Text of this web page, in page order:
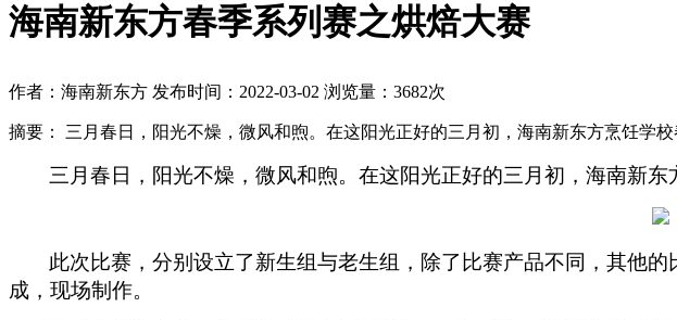
海南新东方春季系列赛之烘焙大赛
作者：海南新东方 发布时间：2022-03-02 浏览量：3682次
摘要： 三月春日，阳光不燥，微风和煦。在这阳光正好的三月初，海南新东方烹饪学
三月春日，阳光不燥，微风和煦。在这阳光正好的三月初，海南新
此次比赛，分别设立了新生组与老生组，除了比赛产品不同，其他
成，现场制作。